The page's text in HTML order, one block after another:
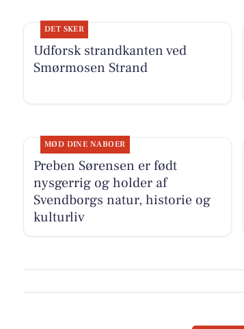
DET SKER
Udforsk strandkanten ved
Smørmosen Strand
MØD DINE NABOER
Preben Sørensen er født
nysgerrig og holder af
Svendborgs natur, historie og
kulturliv